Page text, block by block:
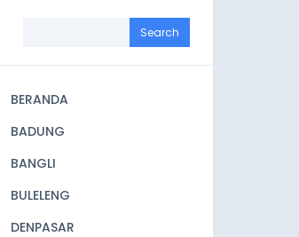
navigation
BERANDA
BADUNG
BANGLI
BULELENG
DENPASAR